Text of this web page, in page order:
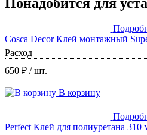
Понадобится для
Cosca Decor Клей монтажный
Расход
650 ₽ / шт.
В корзину
Perfect Клей для полиуретана 310